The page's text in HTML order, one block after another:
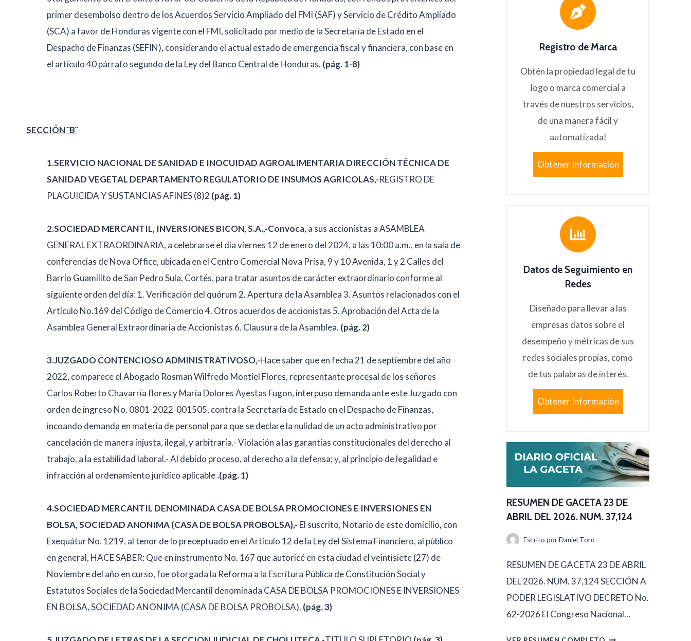
primer desembolso dentro de los Acuerdos Servicio Ampliado del FMI (SAF) y Servicio de Crédito Ampliado
(SCA) a favor de Honduras vigente con el FMI, solicitado por medio de la Secretaría de Estado en el
Despacho de Finanzas (SEFIN), considerando el actual estado de emergencia fiscal y financiera, con base en
el artículo 40 párrafo segundo de la Ley del Banco Central de Honduras. (pág. 1-8)
SECCIÓN ¨B¨
1.SERVICIO NACIONAL DE SANIDAD E INOCUIDAD AGROALIMENTARIA DIRECCIÓN TÉCNICA DE
SANIDAD VEGETAL DEPARTAMENTO REGULATORIO DE INSUMOS AGRICOLAS,-REGISTRO DE
PLAGUICIDA Y SUSTANCIAS AFINES (8)2 (pág. 1)
2.SOCIEDAD MERCANTIL, INVERSIONES BICON, S.A.,-Convoca, a sus accionistas a ASAMBLEA
GENERAL EXTRAORDINARIA, a celebrarse el día viernes 12 de enero del 2024, a las 10:00 a.m., en la sala de
conferencias de Nova Office, ubicada en el Centro Comercial Nova Prisa, 9 y 10 Avenida, 1 y 2 Calles del
Barrio Guamilito de San Pedro Sula, Cortés, para tratar asuntos de carácter extraordinario conforme al
siguiente orden del día: 1. Verificación del quórum 2. Apertura de la Asamblea 3. Asuntos relacionados con el
Artículo No.169 del Código de Comercio 4. Otros acuerdos de accionistas 5. Aprobación del Acta de la
Asamblea General Extraordinaria de Accionistas 6. Clausura de la Asamblea. (pág. 2)
3.JUZGADO CONTENCIOSO ADMINISTRATIVOSO,-Hace saber que en fecha 21 de septiembre del año
2022, comparece el Abogado Rosman Wilfredo Montiel Flores, representante procesal de los señores
Carlos Roberto Chavarría flores y Maria Dolores Ayestas Fugon, interpuso demanda ante este Juzgado con
orden de ingreso No. 0801-2022-001505, contra la Secretaría de Estado en el Despacho de Finanzas,
incoando demanda en materia de personal para que se declare la nulidad de un acto administrativo por
cancelación de manera injusta, ilegal, y arbitraria.- Violación a las garantías constitucionales del derecho al
trabajo, a la estabilidad laboral.- Al debido proceso, al derecho a la defensa; y, al principio de legalidad e
infracción al ordenamiento jurídico aplicable.(pág. 1)
4.SOCIEDAD MERCANTIL DENOMINADA CASA DE BOLSA PROMOCIONES E INVERSIONES EN
BOLSA, SOCIEDAD ANONIMA (CASA DE BOLSA PROBOLSA),- El suscrito, Notario de este domicilio, con
Exequátur No. 1219, al tenor de lo preceptuado en el Artículo 12 de la Ley del Sistema Financiero, al público
en general, HACE SABER: Que en instrumento No. 167 que autoricé en esta ciudad el veintisiete (27) de
Noviembre del año en curso, fue otorgada la Reforma a la Escritura Pública de Constitución Social y
Estatutos Sociales de la Sociedad Mercantil denominada CASA DE BOLSA PROMOCIONES E INVERSIONES
EN BOLSA, SOCIEDAD ANONIMA (CASA DE BOLSA PROBOLSA). (pág. 3)
Registro de Marca
Obtén la propiedad legal de tu
logo o marca comercial a
través de nuestros servicios,
de una manera fácil y
automatizada!
Obtener Información
Datos de Seguimiento en
Redes
Diseñado para llevar a las
empresas datos sobre el
desempeño y métricas de sus
redes sociales propias, como
de tus palabras de interés.
Obtener Información
RESUMEN DE GACETA 23 DE
ABRIL DEL 2026. NUM. 37,124
Escrito por Daniel Toro
RESUMEN DE GACETA 23 DE ABRIL
DEL 2026. NUM. 37,124 SECCIÓN A
PODER LEGISLATIVO DECRETO No.
62-2026 El Congreso Nacional…
R